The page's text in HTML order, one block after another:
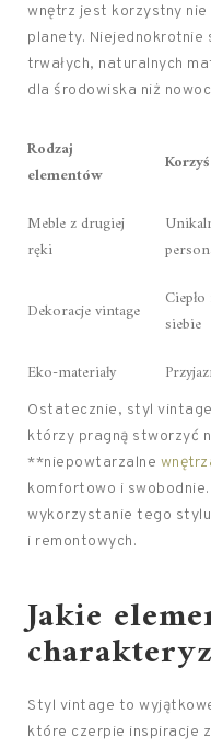
wnętrz jest korzystny
planety. Niejednokrotnie
trwałych, naturalnych
dla środowiska niż
Rodzaj
elementów
Meble z drugiej
ręki
Dekoracje vintage
siebie
Eko-materiały
Ostatecznie, styl
którzy pragną stworzyć
**niepowtarzalne
komfortowo i
wykorzystanie tego
i remontowych.
Jakie
Styl vintage to
które czerpie inspiracje